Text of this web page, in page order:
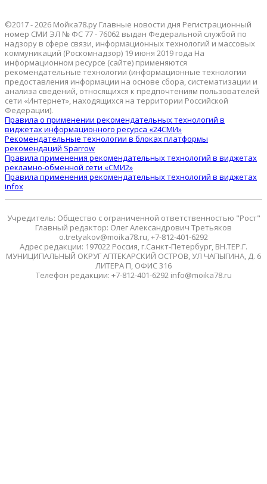
©2017 - 2026 Мойка78.ру Главные новости дня Регистрационный
номер СМИ ЭЛ № ФС 77 - 76062 выдан Федеральной службой по
надзору в сфере связи, информационных технологий и массовых
коммуникаций (Роскомнадзор) 19 июня 2019 года На
информационном ресурсе (сайте) применяются
рекомендательные технологии (информационные технологии
предоставления информации на основе сбора, систематизации и
анализа сведений, относящихся к предпочтениям пользователей
сети «Интернет», находящихся на территории Российской
Федерации).
Правила о применении рекомендательных технологий в
виджетах информационного ресурса «24СМИ»
Рекомендательные технологии в блоках платформы
рекомендаций Sparrow
Правила применения рекомендательных технологий в виджетах
рекламно-обменной сети «СМИ2»
Правила применения рекомендательных технологий в виджетах
infox
Учредитель: Общество с ограниченной ответственностью "Рост"
Главный редактор: Олег Александрович Третьяков
o.tretyakov@moika78.ru, +7-812-401-6292
Адрес редакции: 197022 Россия, г.Санкт-Петербург, ВН.ТЕР.Г.
МУНИЦИПАЛЬНЫЙ ОКРУГ АПТЕКАРСКИЙ ОСТРОВ, УЛ ЧАПЫГИНА, Д. 6
ЛИТЕРА П, ОФИС 316
Телефон редакции: +7-812-401-6292 info@moika78.ru